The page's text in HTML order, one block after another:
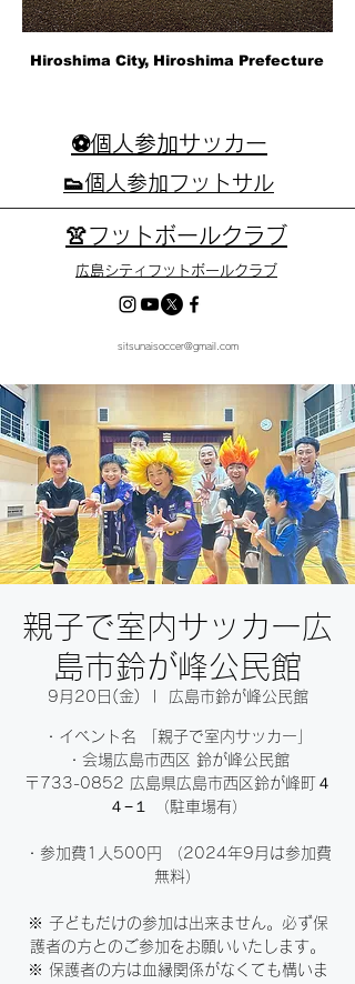
Hiroshima City, Hiroshima Prefecture
⚽個人参加サッカー
👟個人参加フットサル
👚フットボールクラブ
広島シティフットボールクラブ
sitsunaisoccer@gmail.com
親子で室内サッカー広
島市鈴が峰公民館
9月20日(金) 広島市鈴が峰公民館
・イベント名 「親子で室内サッカー」
・会場広島市西区 鈴が峰公民館
〒733-0852 広島県広島市西区鈴が峰町４
４−１ （駐車場有）
・参加費1人500円 （2024年9月は参加費
無料）
※ 子どもだけの参加は出来ません。必ず保
護者の方とのご参加をお願いいたします。
※ 保護者の方は血縁関係がなくても構いま